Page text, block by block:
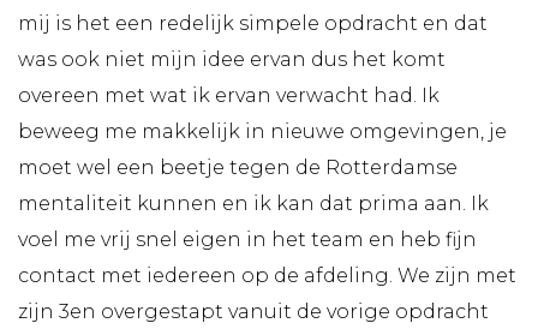
mij is het een redelijk simpele opdracht en dat
was ook niet mijn idee ervan dus het komt
overeen met wat ik ervan verwacht had. Ik
beweeg me makkelijk in nieuwe omgevingen, je
moet wel een beetje tegen de Rotterdamse
mentaliteit kunnen en ik kan dat prima aan. Ik
voel me vrij snel eigen in het team en heb fijn
contact met iedereen op de afdeling. We zijn met
zijn 3en overgestapt vanuit de vorige opdracht